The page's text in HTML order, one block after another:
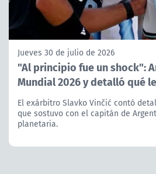
Jueves 30 de julio de 2026
"Al principio fue un shock":
Mundial 2026 y detalló qué
El exárbitro Slavko Vinčić contó
que sostuvo con el capitán de
planetaria.